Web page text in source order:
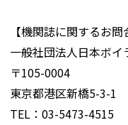
【機関誌に関するお問
一般社団法人日本ボ
〒105-0004
東京都港区新橋5-3-1
TEL：03-5473-4515